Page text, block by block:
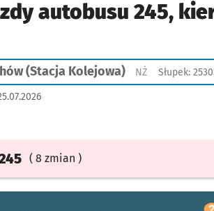
autobusu 245,
(Stacja Kolejowa) NŻPrzystanek na
Słupek:
( 8 zmian )